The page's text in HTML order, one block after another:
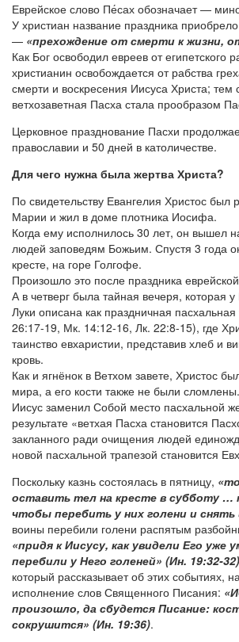
Еврейское слово Пе́сах обозначает —
У христиан название праздника
— «прехождение от смерти к жизни,
Как Бог освободил евреев от египетского
христианин освобождается от рабства
смерти и воскресения Иисуса Христа;
ветхозаветная Пасха стала прообразом
Церковное празднование Пасхи
православии и 50 дней в католичестве.
Для чего нужна была жертва Христа?
По свидетельству Евангелия Христос был
Марии и жил в доме плотника Иосифа.
Когда ему исполнилось 30 лет, он вышел
людей заповедям Божьим. Спустя 3 года
кресте, на горе Голгофе.
Произошло это после праздника
А в четверг была тайная вечеря, которая
Луки описана как праздничная
26:17-19, Мк. 14:12-16, Лк. 22:8-15), где
таинство евхаристии, представив хлеб и
кровь.
Как и ягнёнок в Ветхом завете, Христос
мира, а его кости также не были сломлены.
Иисус заменил Собой место пасхальной
результате «ветхая Пасха становится
закланного ради очищения людей
новой пасхальной трапезой становится
Поскольку казнь состоялась в пятницу,
оставить тел на кресте в субботу …
чтобы перебить у них голени и снять
воины перебили голени распятым
«придя к Иисусу, как увидели Его уже
перебили у Него голеней» (Ин. 19:32-32)
который рассказывает об этих событиях,
исполнение слов Священного Писания:
произошло, да сбудется Писание:
сокрушится» (Ин. 19:36).